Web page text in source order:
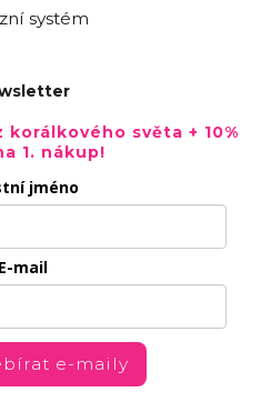
systém
světa + 10%
1. nákup!
jméno
E-mail
e-maily